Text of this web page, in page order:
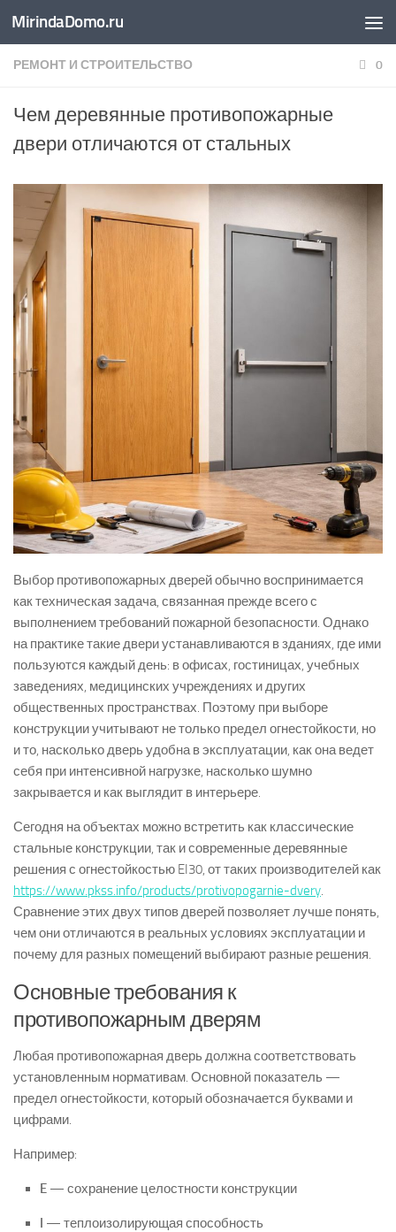
Перейти к содержимому
MirindaDomo.ru
РЕМОНТ И СТРОИТЕЛЬСТВО 0
Чем деревянные противопожарные
двери отличаются от стальных
Выбор противопожарных дверей обычно воспринимается
как техническая задача, связанная прежде всего с
выполнением требований пожарной безопасности. Однако
на практике такие двери устанавливаются в зданиях, где ими
пользуются каждый день: в офисах, гостиницах, учебных
заведениях, медицинских учреждениях и других
общественных пространствах. Поэтому при выборе
конструкции учитывают не только предел огнестойкости, но
и то, насколько дверь удобна в эксплуатации, как она ведет
себя при интенсивной нагрузке, насколько шумно
закрывается и как выглядит в интерьере.
Сегодня на объектах можно встретить как классические
стальные конструкции, так и современные деревянные
решения с огнестойкостью EI30, от таких производителей как
https://www.pkss.info/products/protivopogarnie-dvery.
Сравнение этих двух типов дверей позволяет лучше понять,
чем они отличаются в реальных условиях эксплуатации и
почему для разных помещений выбирают разные решения.
Основные требования к
противопожарным дверям
Любая противопожарная дверь должна соответствовать
установленным нормативам. Основной показатель —
предел огнестойкости, который обозначается буквами и
цифрами.
Например:
E — сохранение целостности конструкции
I — теплоизолирующая способность